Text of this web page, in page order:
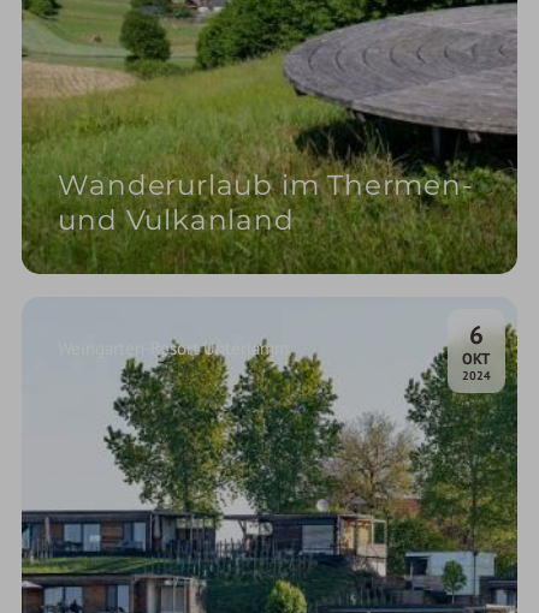
Wanderurlaub im Thermen-
und Vulkanland
6
OKT.
2024
Weingarten-Resort Unterlamm